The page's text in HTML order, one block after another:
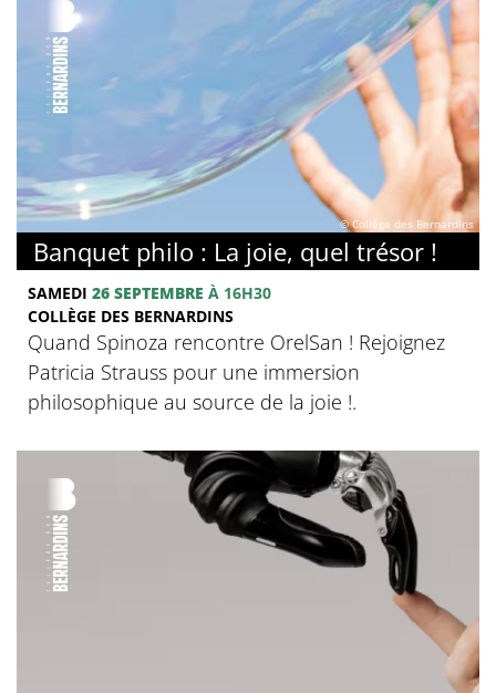
© Collège des Bernardins
Banquet philo : La joie, quel trésor !
SAMEDI 26 SEPTEMBRE À 16H30
COLLÈGE DES BERNARDINS
Quand Spinoza rencontre OrelSan ! Rejoignez
Patricia Strauss pour une immersion
philosophique au source de la joie !.